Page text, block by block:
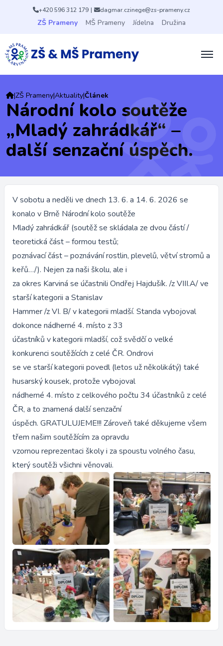
+420 596 312 179 | dagmar.czinege@zs-prameny.cz
ZŠ Prameny MŠ Prameny Jídelna Družina
|ZŠ Prameny|Aktuality|Článek
Národní kolo soutěže
„Mladý zahrádkář“ –
další senzační úspěch.
V sobotu a neděli ve dnech 13. 6. a 14. 6. 2026 se
konalo v Brně Národní kolo soutěže
Mladý zahrádkář (soutěž se skládala ze dvou částí /
teoretická část – formou testů;
poznávací část – poznávání rostlin, plevelů, větví stromů a
keřů…/). Nejen za naši školu, ale i
za okres Karviná se účastnili Ondřej Hajdušík. /z VIII.A/ ve
starší kategorii a Stanislav
Hammer /z VI. B/ v kategorii mladší. Standa vybojoval
dokonce nádherné 4. místo z 33
účastníků v kategorii mladší, což svědčí o velké
konkurenci soutěžících z celé ČR. Ondrovi
se ve starší kategorii povedl (letos už několikátý) také
husarský kousek, protože vybojoval
nádherné 4. místo z celkového počtu 34 účastníků z celé
ČR, a to znamená další senzační
úspěch. GRATULUJEME!!! Zároveň také děkujeme všem
třem našim soutěžícím za opravdu
vzornou reprezentaci školy i za spoustu volného času,
který soutěži všichni věnovali.